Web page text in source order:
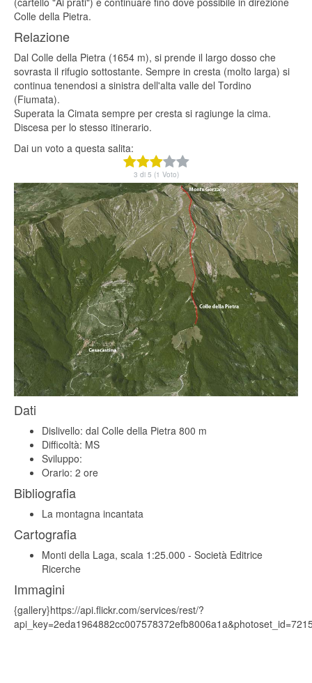
Colle della Pietra.
Relazione
Dal Colle della Pietra (1654 m), si prende il largo dosso che
sovrasta il rifugio sottostante. Sempre in cresta (molto larga) si
continua tenendosi a sinistra dell'alta valle del Tordino
(Fiumata).
Superata la Cimata sempre per cresta si ragiunge la cima.
Discesa per lo stesso itinerario.
Dai un voto a questa salita:
3 di 5 (1 Voto)
Dati
Dislivello: dal Colle della Pietra 800 m
Difficoltà: MS
Sviluppo:
Orario: 2 ore
Bibliografia
La montagna incantata
Cartografia
Monti della Laga, scala 1:25.000 - Società Editrice
Ricerche
Immagini
{gallery}https://api.flickr.com/services/rest/?